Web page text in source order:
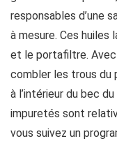
responsables d’une
à mesure. Ces huiles
et le portafiltre.
combler les trous du
à l’intérieur du bec
impuretés sont
vous suivez un